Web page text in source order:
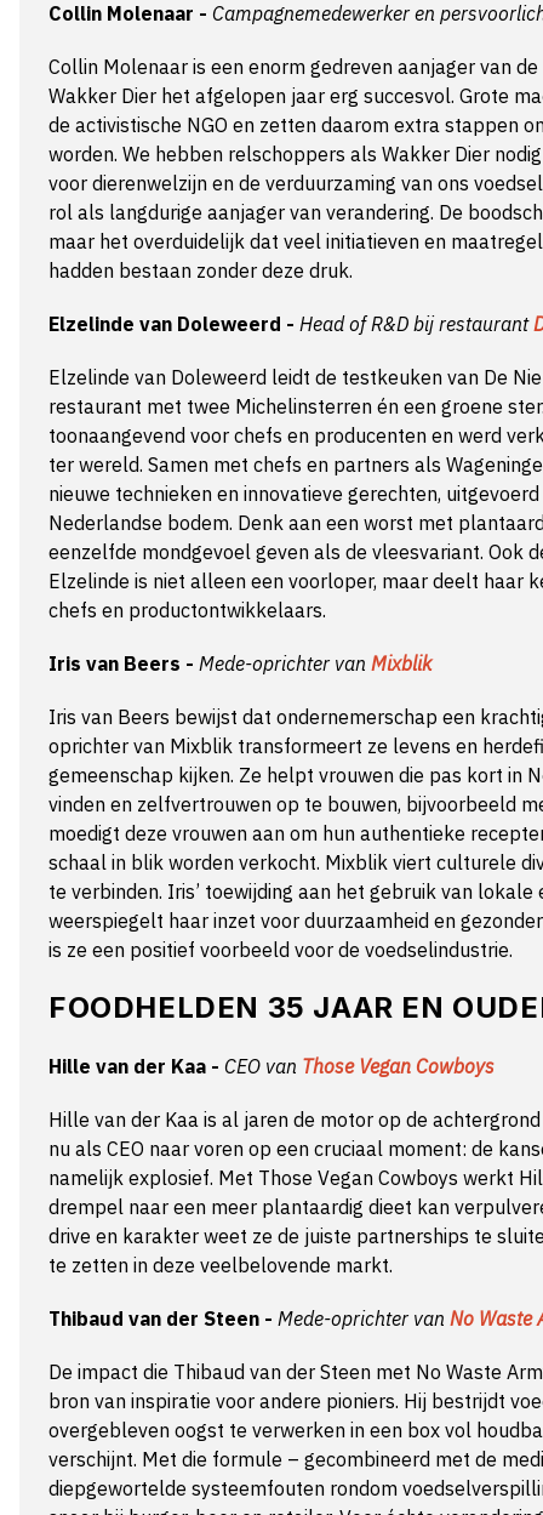
Collin Molenaar - Campagnemedewerker en
Collin Molenaar is een enorm gedreven aanjager van
Wakker Dier het afgelopen jaar erg succesvol. Grote
de activistische NGO en zetten daarom extra stappen
worden. We hebben relschoppers als Wakker Dier
voor dierenwelzijn en de verduurzaming van ons
rol als langdurige aanjager van verandering. De
maar het overduidelijk dat veel initiatieven en
hadden bestaan zonder deze druk.
Elzelinde van Doleweerd - Head of R&D bij restaurant
Elzelinde van Doleweerd leidt de testkeuken van De
restaurant met twee Michelinsterren én een groene
toonaangevend voor chefs en producenten en werd
ter wereld. Samen met chefs en partners als
nieuwe technieken en innovatieve gerechten,
Nederlandse bodem. Denk aan een worst met
eenzelfde mondgevoel geven als de vleesvariant. Ook
Elzelinde is niet alleen een voorloper, maar deelt haar
chefs en productontwikkelaars.
Iris van Beers - Mede-oprichter van Mixblik
Iris van Beers bewijst dat ondernemerschap een
oprichter van Mixblik transformeert ze levens en
gemeenschap kijken. Ze helpt vrouwen die pas kort in
vinden en zelfvertrouwen op te bouwen, bijvoorbeeld
moedigt deze vrouwen aan om hun authentieke
schaal in blik worden verkocht. Mixblik viert culturele
te verbinden. Iris’ toewijding aan het gebruik van
weerspiegelt haar inzet voor duurzaamheid en
is ze een positief voorbeeld voor de voedselindustrie.
FOODHELDEN 35 JAAR EN
Hille van der Kaa - CEO van Those Vegan Cowboys
Hille van der Kaa is al jaren de motor op de
nu als CEO naar voren op een cruciaal moment: de
namelijk explosief. Met Those Vegan Cowboys werkt
drempel naar een meer plantaardig dieet kan
drive en karakter weet ze de juiste partnerships te
te zetten in deze veelbelovende markt.
Thibaud van der Steen - Mede-oprichter van No Waste
De impact die Thibaud van der Steen met No Waste
bron van inspiratie voor andere pioniers. Hij bestrijdt
overgebleven oogst te verwerken in een box vol
verschijnt. Met die formule – gecombineerd met de
diepgewortelde systeemfouten rondom